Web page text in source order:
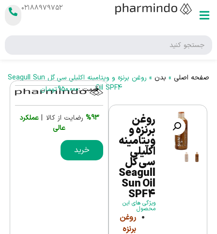
۰۲۱۸۸۹۷۹۷۵۲
صفحه اصلی » بدن »
روغن برنزه و ویتامینه اکلیلی سی‌ گل Seagull Sun
Oil SPF4
روغن
برنزه و
ویتامینه
اکلیلی
سی‌ گل
Seagull
Sun Oil
SPF4
ویژگی های این
محصول
روغن
برنزه
قیمت :950,000تومان
%93 رضایت از کالا | عملکرد
عالی
خرید